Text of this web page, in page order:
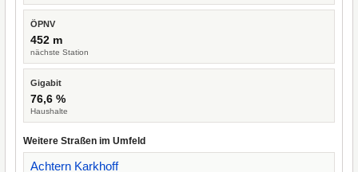
ÖPNV
452 m
nächste Station
Gigabit
76,6 %
Haushalte
Weitere Straßen im Umfeld
Achtern Karkhoff